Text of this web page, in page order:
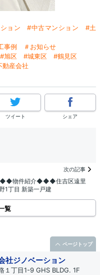
ション#中古マンション #土
事例 ＃お知らせ
#旭区 #城東区 #鶴見区
産会社
ツイート シェア
次の記事
物件紹介◆◆◆住吉区遠里
1丁目 新築一戸建
覧
社ジノベーション
丁目1-9 GHS BLDG. 1F
ページトップ